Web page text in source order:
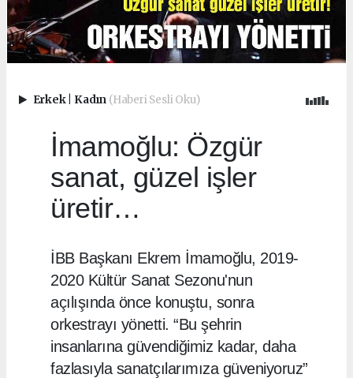
Erkek Kadın (Haberi Sesli Oku)
İmamoğlu: Özgür
sanat, güzel işler
üretir…
İBB Başkanı Ekrem İmamoğlu, 2019-
2020 Kültür Sanat Sezonu'nun
açılışında önce konuştu, sonra
orkestrayı yönetti. “Bu şehrin
insanlarına güvendiğimiz kadar, daha
fazlasıyla sanatçılarımıza güveniyoruz”